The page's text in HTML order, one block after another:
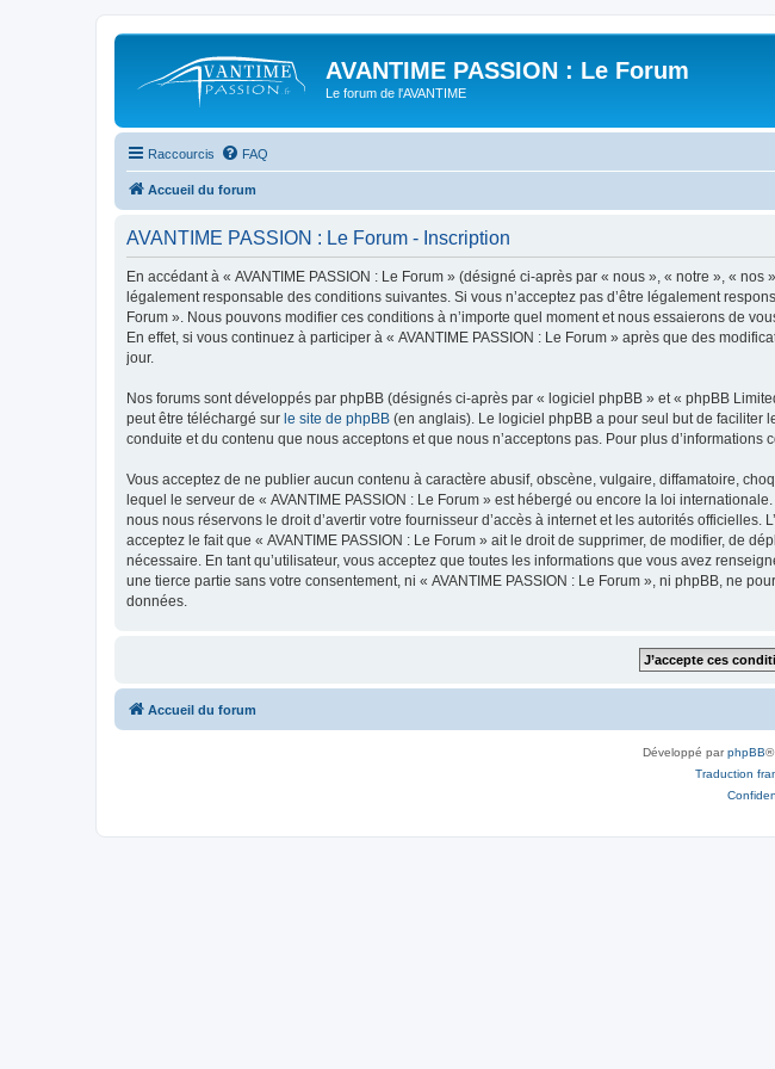
AVANTIME PASSION : Le Forum
Le forum de l'AVANTIME
Raccourcis FAQ
Accueil du forum
AVANTIME PASSION : Le Forum - Inscription
En accédant à « AVANTIME PASSION : Le Forum » (désigné ci-après par « nous », « notre », «
légalement responsable des conditions suivantes. Si vous n’acceptez pas d’être légalement
Forum ». Nous pouvons modifier ces conditions à n’importe quel moment et nous essaierons de
En effet, si vous continuez à participer à « AVANTIME PASSION : Le Forum » après que des
jour.
Nos forums sont développés par phpBB (désignés ci-après par « logiciel phpBB » et « phpBB
peut être téléchargé sur le site de phpBB (en anglais). Le logiciel phpBB a pour seul but de faciliter
conduite et du contenu que nous acceptons et que nous n’acceptons pas. Pour plus d’informations
Vous acceptez de ne publier aucun contenu à caractère abusif, obscène, vulgaire, diffamatoire,
lequel le serveur de « AVANTIME PASSION : Le Forum » est hébergé ou encore la loi
nous nous réservons le droit d’avertir votre fournisseur d’accès à internet et les autorités
acceptez le fait que « AVANTIME PASSION : Le Forum » ait le droit de supprimer, de modifier, de
nécessaire. En tant qu’utilisateur, vous acceptez que toutes les informations que vous avez
une tierce partie sans votre consentement, ni « AVANTIME PASSION : Le Forum », ni phpBB, ne
données.
Accueil du forum
Développé parphpBB®
Traduction